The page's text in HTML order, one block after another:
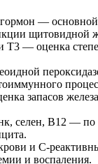
—
щитовидной
— оценка
запасов
селен, В12 — по
и
и воспаления.